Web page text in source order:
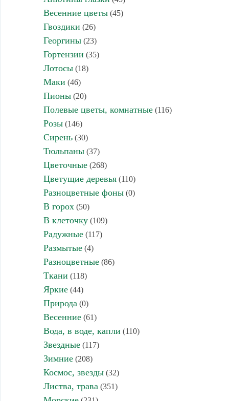
Весенние цветы(45)
Гвоздики (26)
Георгины(23)
Гортензии (35)
Лотосы(18)
Маки (46)
Пионы(20)
Полевые цветы, комнатные(116)
Розы(146)
Сирень(30)
Тюльпаны(37)
Цветочные(268)
Цветущие деревья(110)
Разноцветные фоны(0)
В горох(50)
В клеточку(109)
Радужные(117)
Размытые(4)
Разноцветные(86)
Ткани (118)
Яркие(44)
Природа (0)
Весенние(61)
Вода, в воде, капли (110)
Звездные(117)
Зимние(208)
Космос, звезды(32)
Листва, трава (351)